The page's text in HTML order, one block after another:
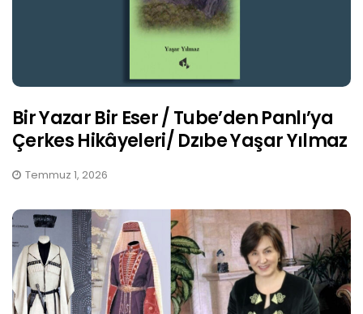
Bir Yazar Bir Eser / Tube’den Panlı’ya
Çerkes Hikâyeleri/ Dzıbe Yaşar Yılmaz
Temmuz 1, 2026